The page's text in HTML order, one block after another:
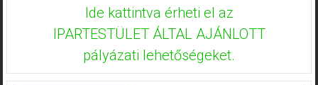
Ide kattintva érheti el az
IPARTESTÜLET ÁLTAL AJÁNLOTT
pályázati lehetőségeket.